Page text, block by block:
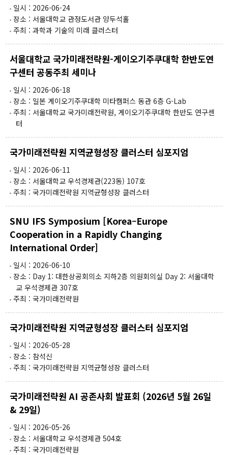
일시 : 2026-06-24
장소 : 서울대학교 관정도서관 양두석홀
주최 : 과학과 기술의 미래 클러스터
서울대학교 국가미래전략원-게이오기주쿠대학 한반도연
구센터 공동주최 세미나
일시 : 2026-06-18
장소 : 일본 게이오기주쿠대학 미타캠퍼스 동관 6층 G-Lab
주최 : 서울대학교 국가미래전략원, 게이오기주쿠대학 한반도 연구센
터
국가미래전략원 지역균형성장 클러스터 심포지엄
일시 : 2026-06-11
장소 : 서울대학교 우석경제관(223동) 107호
주최 : 국가미래전략원 지역균형성장 클러스터
SNU IFS Symposium [Korea–Europe
Cooperation in a Rapidly Changing
International Order]
일시 : 2026-06-10
장소 : Day 1: 대한상공회의소 지하2층 의원회의실 Day 2: 서울대학
교 우석경제관 307호
주최 : 국가미래전략원
국가미래전략원 지역균형성장 클러스터 심포지엄
일시 : 2026-05-28
장소 : 참석신
주최 : 국가미래전략원 지역균형성장 클러스터
국가미래전략원 AI 공존사회 발표회 (2026년 5월 26일
& 29일)
일시 : 2026-05-26
장소 : 서울대학교 우석경제관 504호
주최 : 국가미래전략원
IFS소개
비전 및 목표
3주년 활동 보고 영상
명예원장(2021.12~2025.12)
원장인사말
조직구성
후원안내